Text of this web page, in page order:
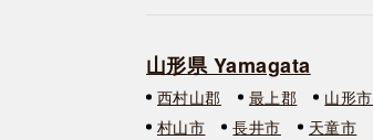
山形県 Yamagata
西村山郡 最上郡 山形市
村山市
長井市 天童市